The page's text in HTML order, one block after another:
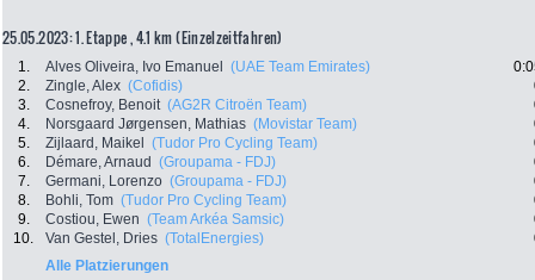
25.05.2023: 1. Etappe , 4.1 km (Einzelzeitfahren)
1. Alves Oliveira, Ivo Emanuel (UAE Team Emirates)
2.
Zingle, Alex (Cofidis)
3.
Cosnefroy, Benoit (AG2R Citroën Team)
4.
Norsgaard Jørgensen, Mathias (Movistar Team)
5.
Zijlaard, Maikel (Tudor Pro Cycling Team)
6.
Démare, Arnaud (Groupama - FDJ)
7.
Germani, Lorenzo (Groupama - FDJ)
8.
Bohli, Tom (Tudor Pro Cycling Team)
9.
Costiou, Ewen (Team Arkéa Samsic)
10.
Van Gestel, Dries (TotalEnergies)
Alle Platzierungen